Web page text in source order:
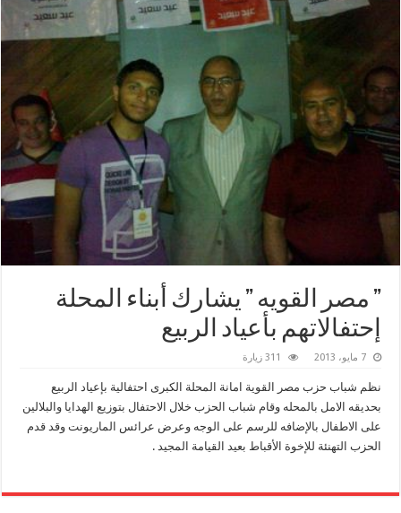
” مصر القويه ” يشارك أبناء المحلة
إحتفالاتهم بأعياد الربيع
7 مايو، 2013 311 زيارة
نظم شباب حزب مصر القوية امانة المحلة الكبرى احتفالية بإعياد الربيع
بحديقه الامل بالمحله وقام شباب الحزب خلال الاحتفال بتوزيع الهدايا والبلالين
على الاطفال بالإضافه للرسم على الوجه وعرض عرائس الماريونت وقد قدم
الحزب التهنئة للإخوة الأقباط بعيد القيامة المجيد .